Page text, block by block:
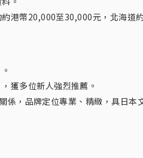
港幣20,000至30,000元，北海道
獲多位新人強烈推薦。
係，品牌定位專業、精緻，具日本